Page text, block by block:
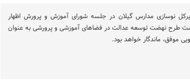
نوسازی مدارس گیلان در جلسه شورای آموزش و پرورش اظهار
طرح نهضت توسعه عدالت در فضاهای آموزشی و پرورشی به عنوان
موفق، ماندگار خواهد بود.